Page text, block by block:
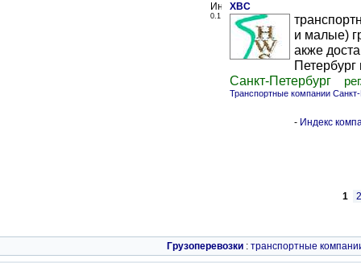
0.1
ХВС
и малые)
акже
Петербург
Санкт-Петербург
Транспортные компании
- Индекс
1
Грузоперевозки : транспортные